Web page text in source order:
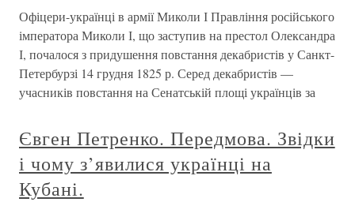
Офіцери-українці в армії Миколи І Правління російського
імператора Миколи І, що заступив на престол Олександра
І, почалося з придушення повстання декабристів у Санкт-
Петербурзі 14 грудня 1825 р. Серед декабристів —
учасників повстання на Сенатській площі українців за
Євген Петренко. Передмова. Звідки
і чому з’явилися українці на
Кубані.